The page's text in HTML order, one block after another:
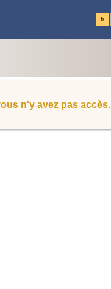
fr
n'y avez pas accès.